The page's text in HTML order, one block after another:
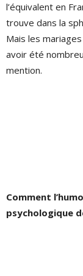
l’équivalent en
trouve dans la
Mais les
avoir été
mention.
Comment
psychologique